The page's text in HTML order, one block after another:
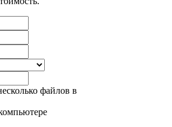
файлов в